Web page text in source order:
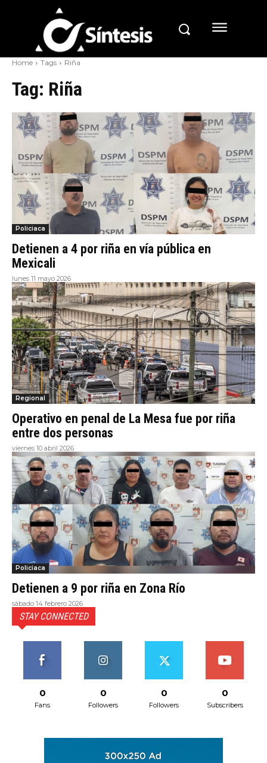
Home Tags Riña
Tag: Riña
Policiaca
Detienen a 4 por riña en vía pública en
Mexicali
lunes 11 mayo 2026
Regional
Operativo en penal de La Mesa fue por riña
entre dos personas
viernes 10 abril 2026
Policiaca
Detienen a 9 por riña en Zona Río
sábado 14 febrero 2026
STAY CONNECTED
0
Fans
0
Followers
0
Followers
0
Subscribers